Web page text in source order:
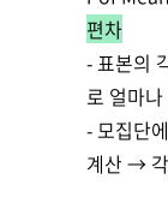
편차
- 표본의
로 얼마
- 모집단
계산 →